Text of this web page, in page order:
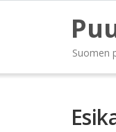
Suomen